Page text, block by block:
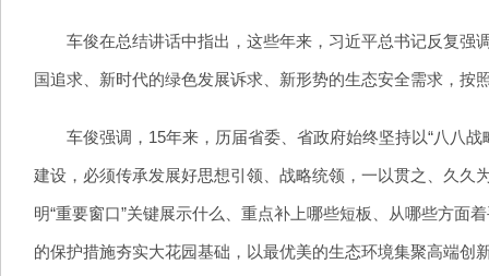
车俊在总结讲话中指出，这些年来，习近平总书记反复强
国追求、新时代的绿色发展诉求、新形势的生态安全需求，按
车俊强调，15年来，历届省委、省政府始终坚持以“八八战
建设，必须传承发展好思想引领、战略统领，一以贯之、久
明“重要窗口”关键展示什么、重点补上哪些短板、从哪些方
的保护措施夯实大花园基础，以最优美的生态环境集聚高端